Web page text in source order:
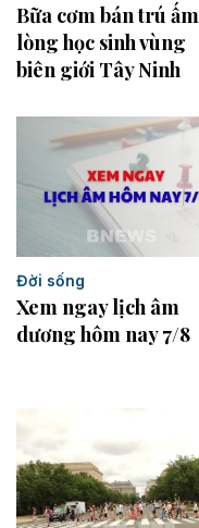
Bữa cơm bán trú ấm
lòng học sinh vùng
biên giới Tây Ninh
Đời sống
Xem ngay lịch âm
dương hôm nay 7/8